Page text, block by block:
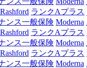
Rashford ランクAプラス
ンス一般保険 Moderna
Rashford ランクAプラス
ンス一般保険 Moderna
Rashford ランクAプラス
ンス一般保険 Moderna